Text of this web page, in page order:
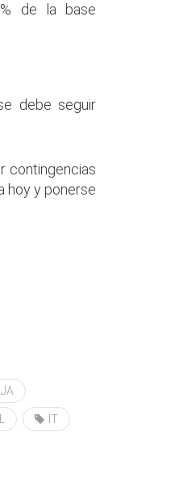
de la
base
debe seguir
contingencias
hoy y ponerse
IT